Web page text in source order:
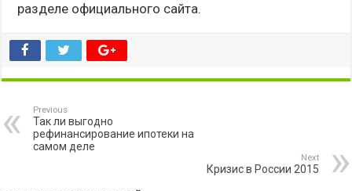
разделе официального сайта.
Previous
Так ли выгодно
рефинансирование ипотеки на
самом деле
Next
Кризис в России 2015